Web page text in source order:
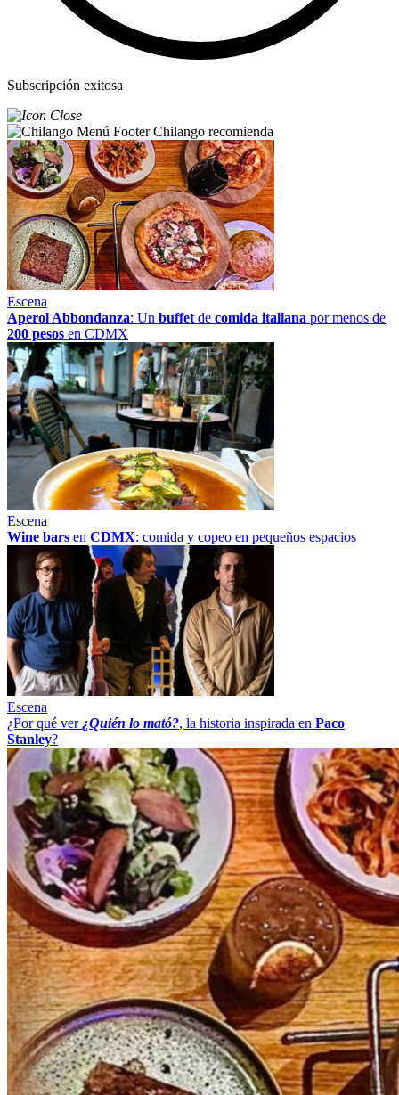
Subscripción exitosa
Chilango recomienda
Escena
Aperol Abbondanza: Un buffet de comida italiana por menos de
200 pesos en CDMX
Escena
Wine bars en CDMX: comida y copeo en pequeños espacios
Escena
¿Por qué ver ¿Quién lo mató?, la historia inspirada en Paco
Stanley?